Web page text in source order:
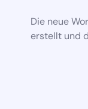
Die neue
erstellt und